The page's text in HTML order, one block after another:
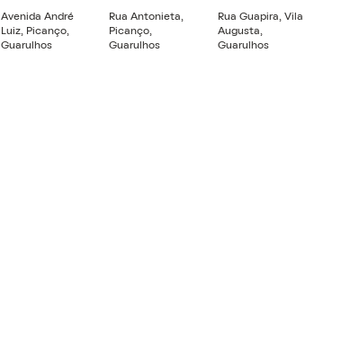
Avenida André
Luiz, Picanço,
Guarulhos
Rua Antonieta,
Picanço,
Guarulhos
Rua Guapira, Vila
Augusta,
Guarulhos